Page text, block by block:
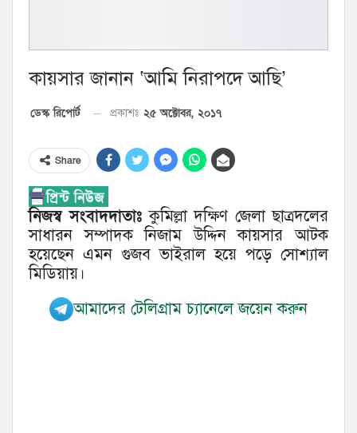
কায়সার জানান ‘আমি নিরাপদে আছি’
ডেস্ক রিপোর্ট প্রকাশঃ ২৫ অক্টোবর, ২০১৭
Share
নিজস্ব সংবাদদাতাঃ কুমিল্লা দক্ষিণ জেলা ছাত্রদলের
সাধারন সম্পাদক নিজাম উদ্দিন কায়সার আটক
হয়েছেন এমন গুজব ভাইরাল হয়ে পড়ে সোশ্যাল
মিডিয়ায়।
আমাদের টেলিগ্রাম চ্যানেলে জয়েন করুন